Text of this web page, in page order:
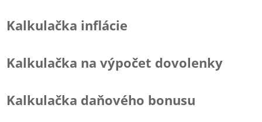
Kalkulačka inflácie
Kalkulačka na výpočet dovolenky
Kalkulačka daňového bonusu